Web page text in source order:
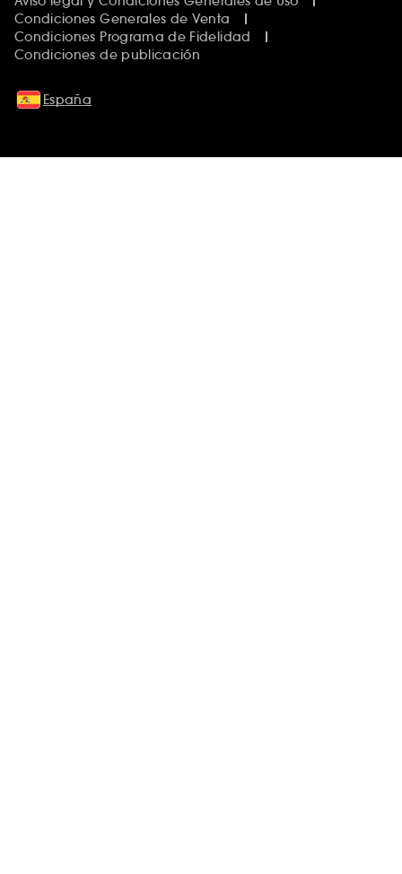
Condiciones Generales de Venta
Condiciones Programa de Fidelidad
Condiciones de publicación
España